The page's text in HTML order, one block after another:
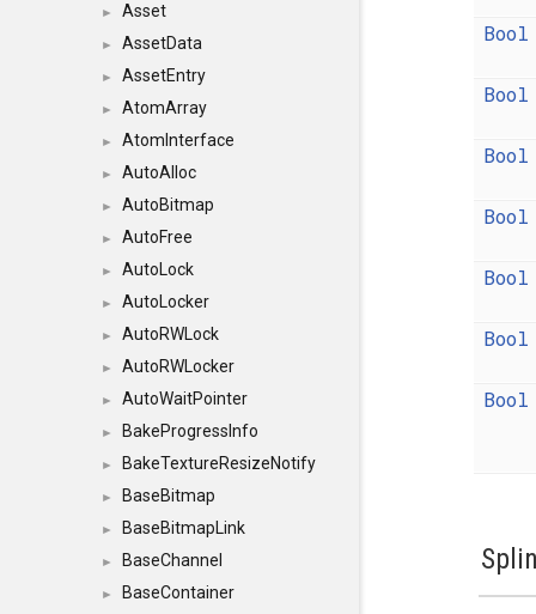
► Asset
► AssetData
► AssetEntry
► AtomArray
► AtomInterface
► AutoAlloc
► AutoBitmap
► AutoFree
► AutoLock
► AutoLocker
► AutoRWLock
► AutoRWLocker
► AutoWaitPointer
► BakeProgressInfo
► BakeTextureResizeNotify
► BaseBitmap
► BaseBitmapLink
► BaseChannel
► BaseContainer
Bool
Bool
Bool
Bool
Bool
Bool
Bool